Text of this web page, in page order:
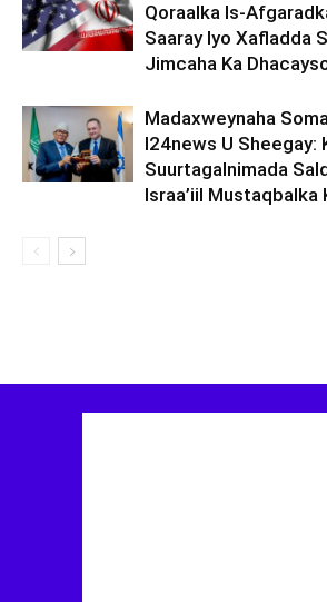
Qoraalka Is-
Saaray Iyo Xafladda
Jimcaha Ka
Madaxweynaha
I24news U Sheegay:
Suurtagalnimada
Israa’iil Mustaqbalka